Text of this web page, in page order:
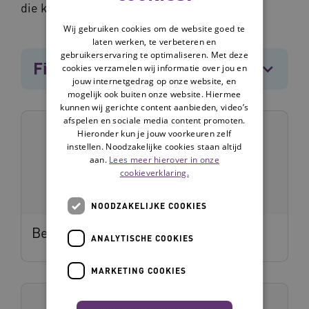
die kunnen ondersteunen bij signalering.
Filters [7]
Bedsensor
Wij gebruiken cookies om de website goed te
laten werken, te verbeteren en
gebruikerservaring te optimaliseren. Met deze
cookies verzamelen wij informatie over jou en
jouw internetgedrag op onze website, en
mogelijk ook buiten onze website. Hiermee
kunnen wij gerichte content aanbieden, video’s
afspelen en sociale media content promoten.
Hieronder kun je jouw voorkeuren zelf
instellen. Noodzakelijke cookies staan altijd
aan. Lees meer hierover in onze
cookieverklaring.
NOODZAKELIJKE COOKIES
ANALYTISCHE COOKIES
MARKETING COOKIES